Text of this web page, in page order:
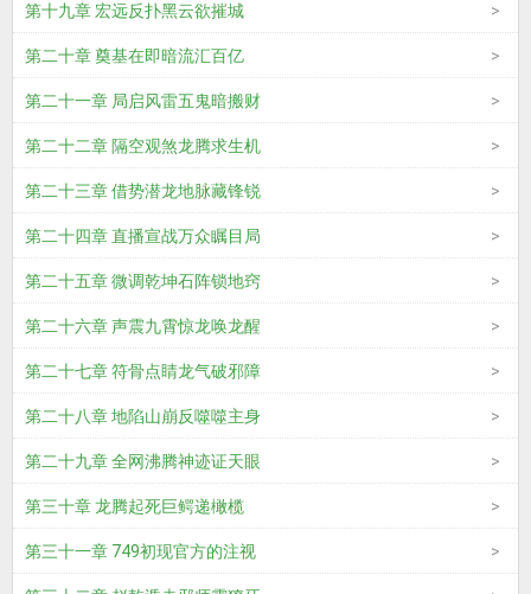
第十九章 宏远反扑黑云欲摧城
第二十章 奠基在即暗流汇百亿
第二十一章 局启风雷五鬼暗搬财
第二十二章 隔空观煞龙腾求生机
第二十三章 借势潜龙地脉藏锋锐
第二十四章 直播宣战万众瞩目局
第二十五章 微调乾坤石阵锁地窍
第二十六章 声震九霄惊龙唤龙醒
第二十七章 符骨点睛龙气破邪障
第二十八章 地陷山崩反噬噬主身
第二十九章 全网沸腾神迹证天眼
第三十章 龙腾起死巨鳄递橄榄
第三十一章 749初现官方的注视